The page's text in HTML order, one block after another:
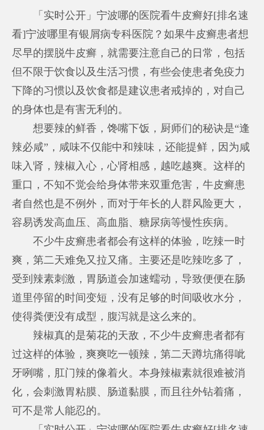
「实时公开」宁波哪的医院看牛皮癣好[排名速
看]宁波哪里有银屑病专科医院？如果牛皮癣患者想
尽早的摆脱牛皮癣，就需要注意自己的日常，包括
但不限于饮食以及生活习惯，有些会使患者免疫力
下降的习惯以及饮食都是建议患者戒掉的，对自己
的身体也是有害无利的。
想要辣的鲜香，馋嘴下饭，厨师们的秘诀是“逢
辣必咸”，咸味不仅能中和辣味，还能提鲜，因为咸
味入肾，辣椒入心，心肾相感，越吃越爽。这样的
重口，不知不觉会给身体带来双重危害，牛皮癣患
者自然也是不例外，而对于年长的人群风险更大，
容易诱发高血压、高血脂、糖尿病等慢性疾病。
不少牛皮癣患者都会有这样的体验，吃辣一时
爽，第二天难免又拉又痛。主要还是吃辣吃多了，
受到辣素刺激，胃肠道会加速蠕动，导致便便在肠
道里停留的时间变短，没有足够的时间吸收水分，
使得粪便没有成型，腹泻就是这么来的。
辣椒真的是菊花的天敌，不少牛皮癣患者都有
过这样的体验，爽爽吃一顿辣，第二天蹲坑痛得呲
牙咧嘴，肛门辣的像着火。本身辣椒素就很难被消
化，会刺激胃粘膜、肠道黏膜，而且往外钻着痛，
可不是常人能忍的。